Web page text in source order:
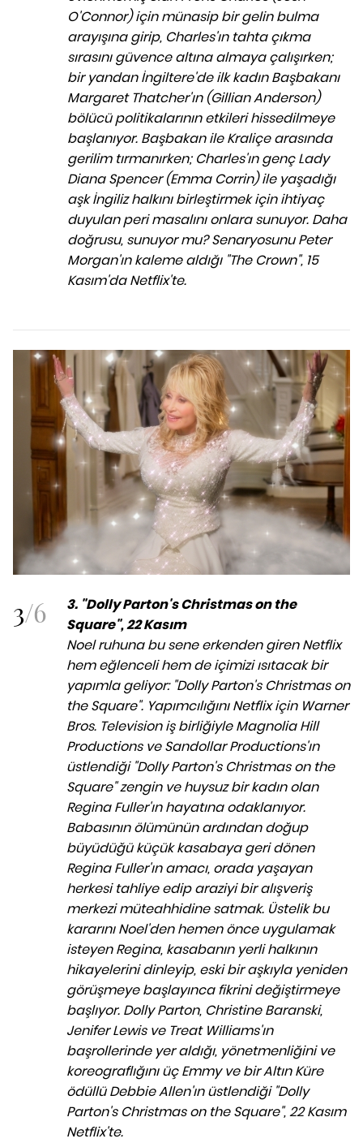
O'Connor) için münasip bir gelin bulma
arayışına girip, Charles'ın tahta çıkma
sırasını güvence altına almaya çalışırken;
bir yandan İngiltere'de ilk kadın Başbakanı
Margaret Thatcher'ın (Gillian Anderson)
bölücü politikalarının etkileri hissedilmeye
başlanıyor. Başbakan ile Kraliçe arasında
gerilim tırmanırken; Charles'ın genç Lady
Diana Spencer (Emma Corrin) ile yaşadığı
aşk İngiliz halkını birleştirmek için ihtiyaç
duyulan peri masalını onlara sunuyor. Daha
doğrusu, sunuyor mu?Senaryosunu Peter
Morgan'ın kaleme aldığı "The Crown", 15
Kasım'da Netflix'te.
3/6
3. "Dolly Parton's Christmas on the
Square", 22 Kasım
Noel ruhuna bu sene erkenden giren Netflix
hem eğlenceli hem de içimizi ısıtacak bir
yapımla geliyor: "Dolly Parton's Christmas on
the Square". Yapımcılığını Netflix için Warner
Bros. Television iş birliğiyle Magnolia Hill
Productions ve Sandollar Productions'ın
üstlendiği "Dolly Parton's Christmas on the
Square" zengin ve huysuz bir kadın olan
Regina Fuller'ın hayatına odaklanıyor.
Babasının ölümünün ardından doğup
büyüdüğü küçük kasabaya geri dönen
Regina Fuller'ın amacı, orada yaşayan
herkesi tahliye edip araziyi bir alışveriş
merkezi müteahhidine satmak. Üstelik bu
kararını Noel'den hemen önce uygulamak
isteyen Regina, kasabanın yerli halkının
hikayelerini dinleyip, eski bir aşkıyla yeniden
görüşmeye başlayınca fikrini değiştirmeye
başlıyor. Dolly Parton, Christine Baranski,
Jenifer Lewis ve Treat Williams'ın
başrollerinde yer aldığı, yönetmenliğini ve
koreograflığını üç Emmy ve bir Altın Küre
ödüllü Debbie Allen'ın üstlendiği "Dolly
Parton's Christmas on the Square", 22 Kasım
Netflix'te.